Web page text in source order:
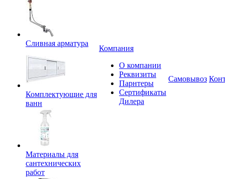
Сливная арматура
Комплектующие для
ванн
Материалы для
сантехнических
работ
Компания
О компании
Реквизиты
Парнтеры
Сертификаты
Дилера
Самовывоз